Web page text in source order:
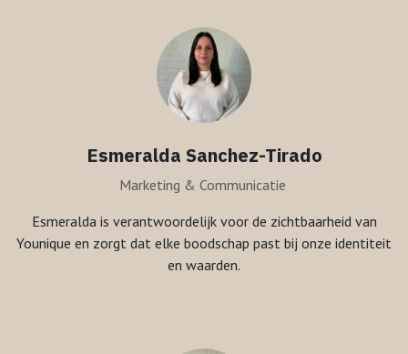
Esmeralda Sanchez-Tirado
Marketing & Communicatie
Esmeralda is verantwoordelijk voor de zichtbaarheid van
Younique en zorgt dat elke boodschap past bij onze identiteit
en waarden.